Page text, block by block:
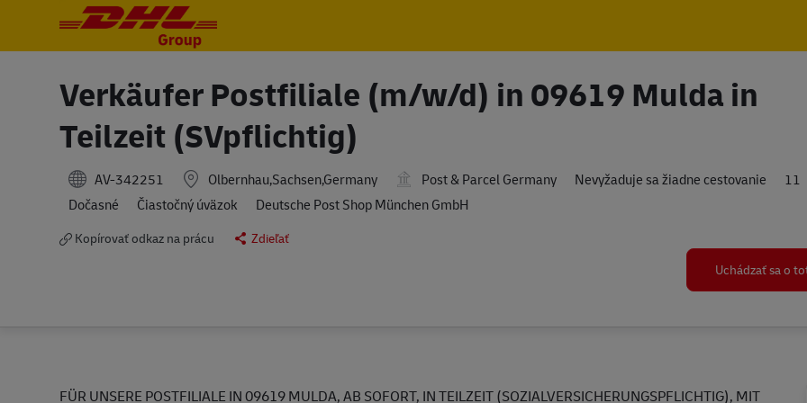
Verkäufer Postfiliale (m/w/d) in 09619 Mulda in
Teilzeit (SVpflichtig)
AV-342251 Olbernhau,Sachsen,Germany Post & Parcel Germany Travel Required
Nevyžaduje sa žiadne cestovanie
11
Dočasné
Čiastočný úväzok Deutsche Post Shop München GmbH
Kopírovať odkaz na prácu
Zdieľať
Uchádzať sa o
FÜR UNSERE POSTFILIALE IN 09619 MULDA, AB SOFORT, IN TEILZEIT (SOZIALVERSICHERUNGSPFLICHTIG), MIT